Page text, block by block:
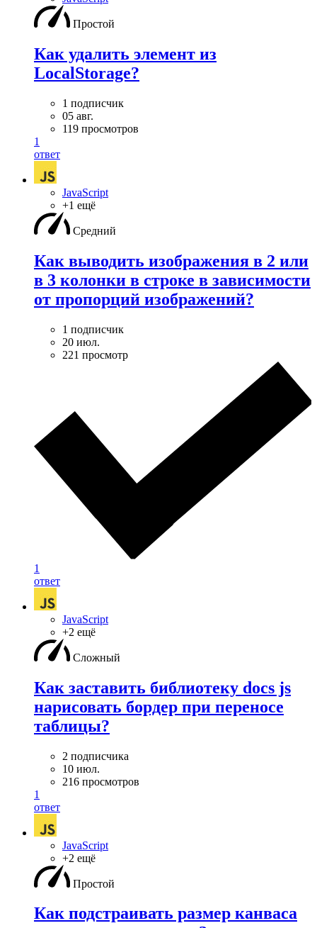
Простой
Как удалить элемент из
LocalStorage?
1 подписчик
05 авг.
119 просмотров
1
ответ
JavaScript
+1 ещё
Средний
Как выводить изображения в 2 или
в 3 колонки в строке в зависимости
от пропорций изображений?
1 подписчик
20 июл.
221 просмотр
1
ответ
JavaScript
+2 ещё
Сложный
Как заставить библиотеку docs js
нарисовать бордер при переносе
таблицы?
2 подписчика
10 июл.
216 просмотров
1
ответ
JavaScript
+2 ещё
Простой
Как подстраивать размер канваса